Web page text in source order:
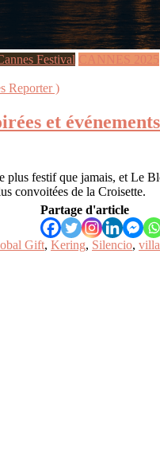
Festival CANNES 2025
Reporter )
et
plus festif que jamais, et Le
convoitées de la Croisette.
Partage d'article
Gift, Kering, Silencio, villa